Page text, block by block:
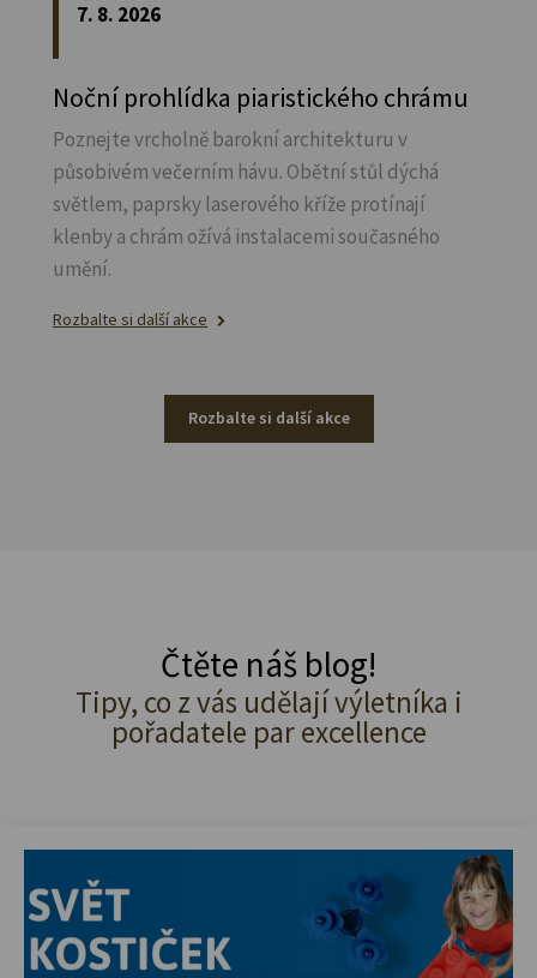
7. 8. 2026
Noční prohlídka piaristického chrámu
Poznejte vrcholně barokní architekturu v
působivém večerním hávu. Obětní stůl dýchá
světlem, paprsky laserového kříže protínají
klenby a chrám ožívá instalacemi současného
umění.
Rozbalte si další akce
Rozbalte si další akce
Čtěte náš blog!
Tipy, co z vás udělají výletníka i
pořadatele par excellence